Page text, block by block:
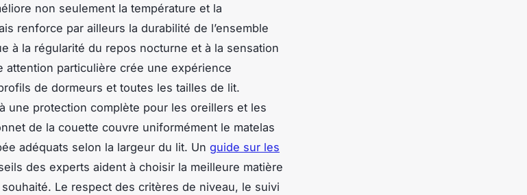
non seulement la température et la
renforce par ailleurs la durabilité de l’ensemble
à la régularité du repos nocturne et à la sensation
attention particulière crée une expérience
de dormeurs et toutes les tailles de lit.
une protection complète pour les oreillers et les
de la couette couvre uniformément le matelas
adéquats selon la largeur du lit. Un guide sur les
des experts aident à choisir la meilleure matière
souhaité. Le respect des critères de niveau, le suivi